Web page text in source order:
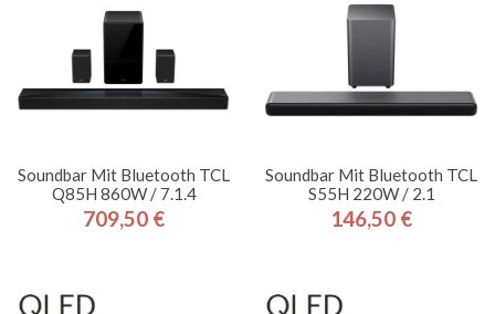
Soundbar Mit Bluetooth TCL
Q85H 860W / 7.1.4
Preis
709,50 €
Soundbar Mit Bluetooth TCL
S55H 220W / 2.1
Preis
146,50 €